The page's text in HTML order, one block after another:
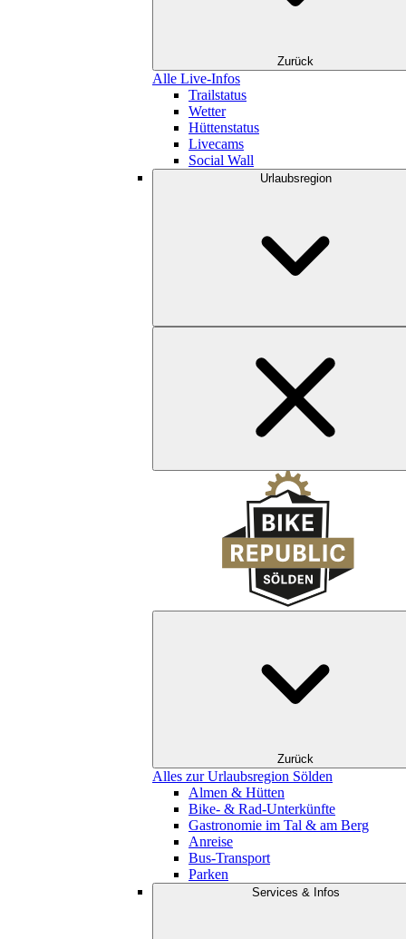
Zurück
Alle Live-Infos
Trailstatus
Wetter
Hüttenstatus
Livecams
Social Wall
Urlaubsregion
Zurück
Alles zur Urlaubsregion Sölden
Almen & Hütten
Bike- & Rad-Unterkünfte
Gastronomie im Tal & am Berg
Anreise
Bus-Transport
Parken
Services & Infos